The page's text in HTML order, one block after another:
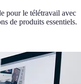
pour le télétravail avec
de produits essentiels.